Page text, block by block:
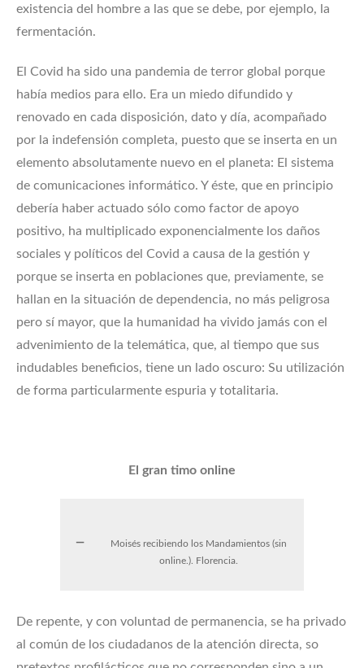
existencia del hombre a las que se debe, por ejemplo, la
fermentación.
El Covid ha sido una pandemia de terror global porque
había medios para ello. Era un miedo difundido y
renovado en cada disposición, dato y día, acompañado
por la indefensión completa, puesto que se inserta en un
elemento absolutamente nuevo en el planeta: El sistema
de comunicaciones informático. Y éste, que en principio
debería haber actuado sólo como factor de apoyo
positivo, ha multiplicado exponencialmente los daños
sociales y políticos del Covid a causa de la gestión y
porque se inserta en poblaciones que, previamente, se
hallan en la situación de dependencia, no más peligrosa
pero sí mayor, que la humanidad ha vivido jamás con el
advenimiento de la telemática, que, al tiempo que sus
indudables beneficios, tiene un lado oscuro: Su utilización
de forma particularmente espuria y totalitaria.
El gran timo online
Moisés recibiendo los Mandamientos (sin
online.). Florencia.
De repente, y con voluntad de permanencia, se ha privado
al común de los ciudadanos de la atención directa, so